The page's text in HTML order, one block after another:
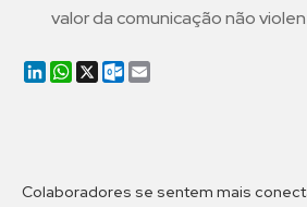
valor da comunicação não
LinkedIn
WhatsApp
X Outlook.com
Colaboradores se sentem mais